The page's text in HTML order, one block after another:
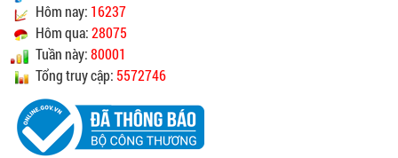
Hôm nay: 16237
Hôm qua:28075
Tuần này:80001
Tổng truy cập: 5572746